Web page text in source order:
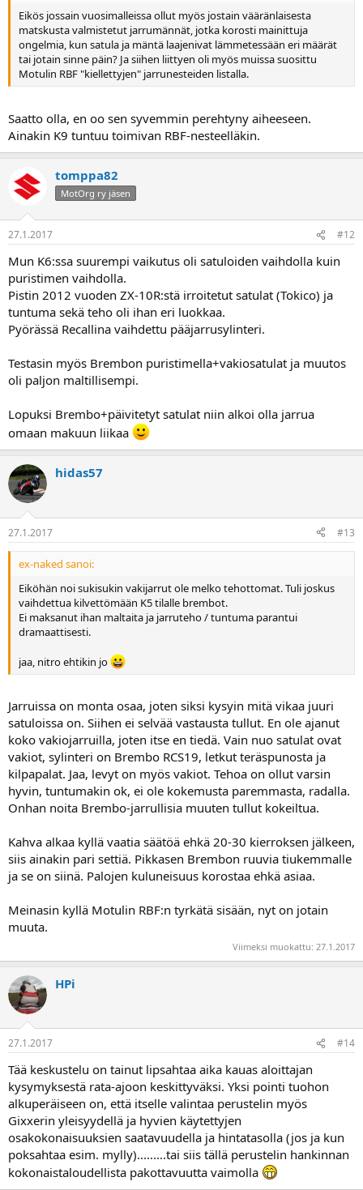
Eikös jossain vuosimalleissa ollut myös jostain vääränlaisesta
matskusta valmistetut jarrumännät, jotka korosti mainittuja
ongelmia, kun satula ja mäntä laajenivat lämmetessään eri määrät
tai jotain sinne päin? Ja siihen liittyen oli myös muissa suosittu
Motulin RBF "kiellettyjen" jarrunesteiden listalla.
Saatto olla, en oo sen syvemmin perehtyny aiheeseen.
Ainakin K9 tuntuu toimivan RBF-nesteelläkin.
tomppa82
MotOrg ry jäsen
27.1.2017 #12
Mun K6:ssa suurempi vaikutus oli satuloiden vaihdolla kuin
puristimen vaihdolla.
Pistin 2012 vuoden ZX-10R:stä irroitetut satulat (Tokico) ja
tuntuma sekä teho oli ihan eri luokkaa.
Pyörässä Recallina vaihdettu pääjarrusylinteri.
Testasin myös Brembon puristimella+vakiosatulat ja muutos
oli paljon maltillisempi.
Lopuksi Brembo+päivitetyt satulat niin alkoi olla jarrua
omaan makuun liikaa
hidas57
27.1.2017 #13
ex-naked sanoi:
Eiköhän noi sukisukin vakijarrut ole melko tehottomat. Tuli joskus
vaihdettua kilvettömään K5 tilalle brembot.
Ei maksanut ihan maltaita ja jarruteho / tuntuma parantui
dramaattisesti.
jaa, nitro ehtikin jo
Jarruissa on monta osaa, joten siksi kysyin mitä vikaa juuri
satuloissa on. Siihen ei selvää vastausta tullut. En ole ajanut
koko vakiojarruilla, joten itse en tiedä. Vain nuo satulat ovat
vakiot, sylinteri on Brembo RCS19, letkut teräspunosta ja
kilpapalat. Jaa, levyt on myös vakiot. Tehoa on ollut varsin
hyvin, tuntumakin ok, ei ole kokemusta paremmasta, radalla.
Onhan noita Brembo-jarrullisia muuten tullut kokeiltua.
Kahva alkaa kyllä vaatia säätöä ehkä 20-30 kierroksen jälkeen,
siis ainakin pari settiä. Pikkasen Brembon ruuvia tiukemmalle
ja se on siinä. Palojen kuluneisuus korostaa ehkä asiaa.
Meinasin kyllä Motulin RBF:n tyrkätä sisään, nyt on jotain
muuta.
Viimeksi muokattu: 27.1.2017
HPi
27.1.2017 #14
Tää keskustelu on tainut lipsahtaa aika kauas aloittajan
kysymyksestä rata-ajoon keskittyväksi. Yksi pointi tuohon
alkuperäiseen on, että itselle valintaa perustelin myös
Gixxerin yleisyydellä ja hyvien käytettyjen
osakokonaisuuksien saatavuudella ja hintatasolla (jos ja kun
poksahtaa esim. mylly).........tai siis tällä perustelin hankinnan
kokonaistaloudellista pakottavuutta vaimolla